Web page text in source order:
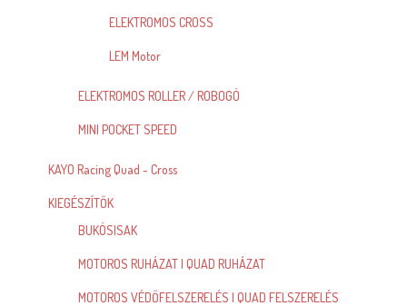
ELEKTROMOS CROSS
LEM Motor
ELEKTROMOS ROLLER / ROBOGÓ
MINI POCKET SPEED
KAYO Racing Quad - Cross
KIEGÉSZÍTŐK
BUKÓSISAK
MOTOROS RUHÁZAT | QUAD RUHÁZAT
MOTOROS VÉDŐFELSZERELÉS | QUAD FELSZERELÉS